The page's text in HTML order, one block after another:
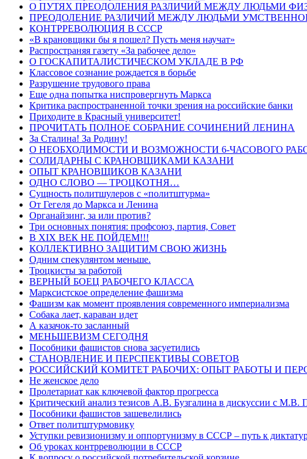
О ПУТЯХ ПРЕОДОЛЕНИЯ РАЗЛИЧИЙ МЕЖДУ ЛЮДЬМИ
ПРЕОДОЛЕНИЕ РАЗЛИЧИЙ МЕЖДУ ЛЮДЬМИ
КОНТРРЕВОЛЮЦИЯ В СССР
«В крановщики бы я пошел? Пусть меня научат»
Распространяя газету «За рабочее дело»
О ГОСКАПИТАЛИСТИЧЕСКОМ УКЛАДЕ В РФ
Классовое сознание рождается в борьбе
Разрушение трудового права
Еще одна попытка ниспровергнуть Маркса
Критика распространенной точки зрения на российские банки
Приходите в Красный университет!
ПРОЧИТАТЬ ПОЛНОЕ СОБРАНИЕ СОЧИНЕНИЙ ЛЕНИНА
За Сталина! За Родину!
О НЕОБХОДИМОСТИ И ВОЗМОЖНОСТИ 6-ЧАСОВОГО
СОЛИДАРНЫ С КРАНОВЩИКАМИ КАЗАНИ
ОПЫТ КРАНОВЩИКОВ КАЗАНИ
ОДНО СЛОВО — ТРОЦКОТНЯ…
Сущность политшулеров с «политштурма»
От Гегеля до Маркса и Ленина
Органайзинг, за или против?
Три основных понятия: профсоюз, партия, Совет
В XIX ВЕК НЕ ПОЙДЕМ!!!
КОЛЛЕКТИВНО ЗАЩИТИМ СВОЮ ЖИЗНЬ
Одним спекулянтом меньше.
Троцкисты за работой
ВЕРНЫЙ БОЕЦ РАБОЧЕГО КЛАССА
Марксистское определение фашизма
Фашизм как момент проявления современного империализма
Собака лает, караван идет
А казачок-то засланный
МЕНЬШЕВИЗМ СЕГОДНЯ
Пособники фашистов снова засуетились
СТАНОВЛЕНИЕ И ПЕРСПЕКТИВЫ СОВЕТОВ
РОССИЙСКИЙ КОМИТЕТ РАБОЧИХ: ОПЫТ РАБОТЫ И
Не женское дело
Пролетариат как ключевой фактор прогресса
Критический анализ тезисов А.В. Бузгалина в дискуссии с М.В.
Пособники фашистов зашевелились
Ответ политштурмовику
Уступки ревизионизму и оппортунизму в СССР – путь к
Об уроках контрреволюции в СССР